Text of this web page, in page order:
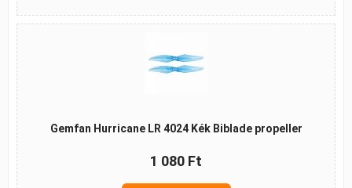
Gemfan Hurricane LR 4024 Kék Biblade propeller
1 080 Ft